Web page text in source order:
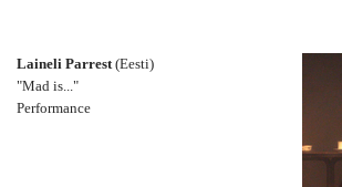
Laineli Parrest(Eesti)
"Mad is..."
Performance